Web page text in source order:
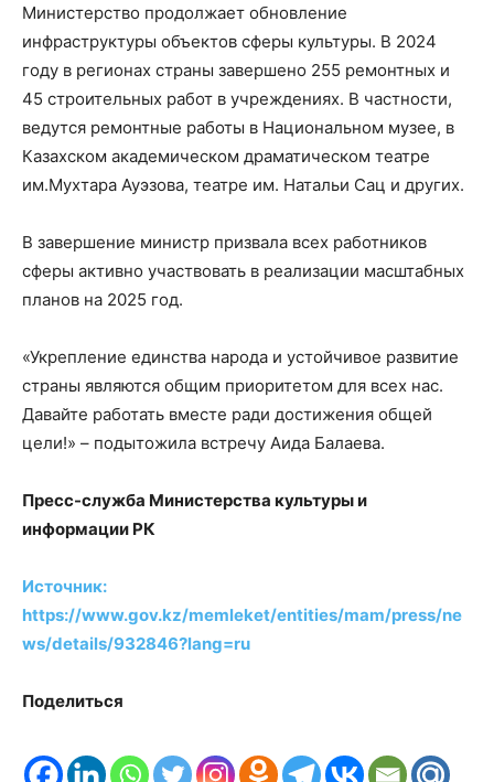
Министерство продолжает обновление
инфраструктуры объектов сферы культуры. В 2024
году в регионах страны завершено 255 ремонтных и
45 строительных работ в учреждениях. В частности,
ведутся ремонтные работы в Национальном музее, в
Казахском академическом драматическом театре
им.Мухтара Ауэзова, театре им. Натальи Сац и других.
В завершение министр призвала всех работников
сферы активно участвовать в реализации масштабных
планов на 2025 год.
«Укрепление единства народа и устойчивое развитие
страны являются общим приоритетом для всех нас.
Давайте работать вместе ради достижения общей
цели!» – подытожила встречу Аида Балаева.
Пресс-служба Министерства культуры и
информации РК
Источник:
https://www.gov.kz/memleket/entities/mam/press/ne
ws/details/932846?lang=ru
Поделиться